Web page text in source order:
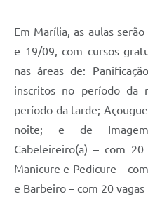
Em Marília, as aulas
e 19/09, com cursos
nas áreas de:
inscritos no período da
período da tarde;
noite; e de
Cabeleireiro(a) – com
Manicure e Pedicure –
e Barbeiro – com 20